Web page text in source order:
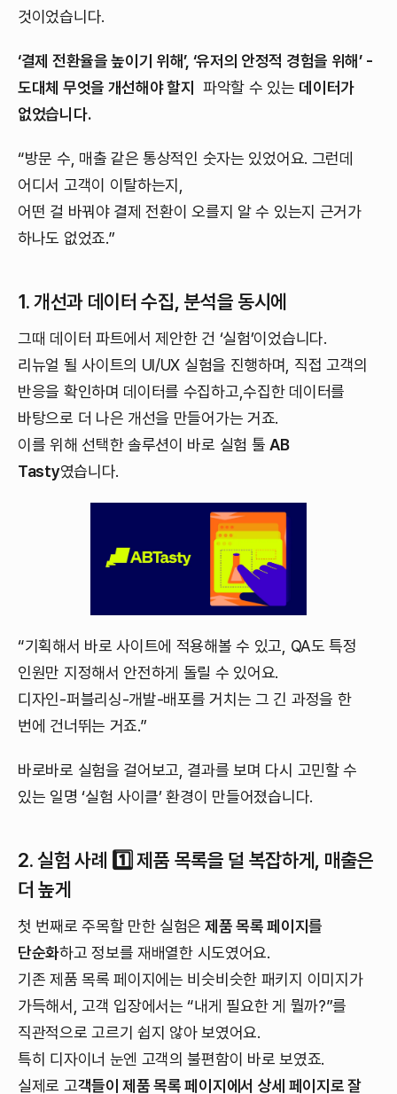
것이었습니다.
‘결제 전환율을 높이기 위해’, ‘유저의 안정적 경험을 위해’ -
도대체 무엇을 개선해야 할지 파악할 수 있는 데이터가
없었습니다.
“방문 수, 매출 같은 통상적인 숫자는 있었어요. 그런데
어디서 고객이 이탈하는지,
어떤 걸 바꿔야 결제 전환이 오를지 알 수 있는지 근거가
하나도 없었죠.”
1. 개선과 데이터 수집, 분석을 동시에
그때 데이터 파트에서 제안한 건 ‘실험’이었습니다.
리뉴얼 될 사이트의 UI/UX 실험을 진행하며, 직접 고객의
반응을 확인하며 데이터를 수집하고,수집한 데이터를
바탕으로 더 나은 개선을 만들어가는 거죠.
이를 위해 선택한 솔루션이 바로 실험 툴AB
Tasty였습니다.
“기획해서 바로 사이트에 적용해볼 수 있고, QA도 특정
인원만 지정해서 안전하게 돌릴 수 있어요.
디자인-퍼블리싱-개발-배포를 거치는 그 긴 과정을 한
번에 건너뛰는 거죠.”
바로바로 실험을 걸어보고, 결과를 보며 다시 고민할 수
있는 일명 ‘실험 사이클’ 환경이 만들어졌습니다.
2. 실험 사례 1️⃣ 제품 목록을 덜 복잡하게, 매출은
더 높게
첫 번째로 주목할 만한 실험은 제품 목록 페이지를
단순화하고 정보를 재배열한 시도였어요.
기존 제품 목록 페이지에는 비슷비슷한 패키지 이미지가
가득해서, 고객 입장에서는 “내게 필요한 게 뭘까?”를
직관적으로 고르기 쉽지 않아 보였어요.
특히 디자이너 눈엔 고객의 불편함이 바로 보였죠.
실제로 고객들이 제품 목록 페이지에서 상세 페이지로 잘